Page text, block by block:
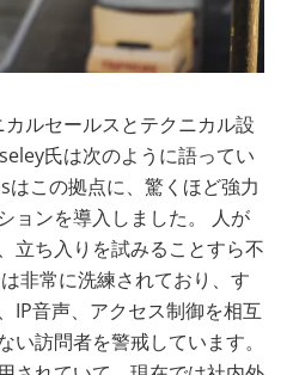
ルセールスとテクニカル設
氏は次のように語ってい
はこの拠点に、驚くほど強力
ョンを導入しました。 人が
立ち入りを試みることすら不
非常に洗練されており、す
IP音声、アクセス制御を相互
訪問者を警戒しています。